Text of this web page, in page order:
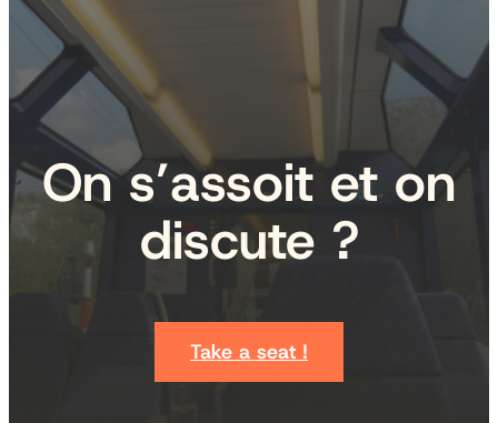
On s’assoit et on
discute ?
Take a seat !